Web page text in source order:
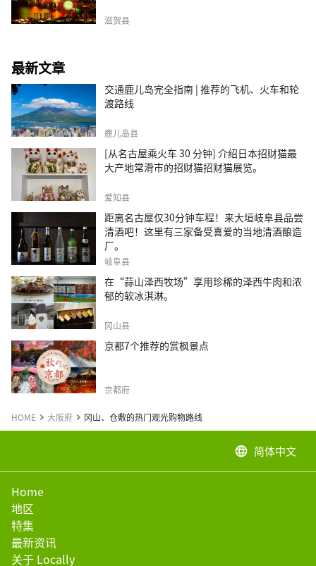
滋贺县
最新文章
交通鹿儿岛完全指南 | 推荐的飞机、火车和轮
渡路线
鹿儿岛县
[从名古屋乘火车 30 分钟] 介绍日本招财猫最
大产地常滑市的招财猫招财猫展览。
爱知县
距离名古屋仅30分钟车程！来大垣岐阜县品尝
清酒吧！这里有三家备受喜爱的当地清酒酿造
厂。
岐阜县
在“蒜山泽西牧场”享用珍稀的泽西牛肉和浓
郁的软冰淇淋。
冈山县
京都7个推荐的赏枫景点
京都府
HOME 大阪府 冈山、仓敷的热门观光购物路线
language 简体中文
Home
地区
特集
最新资讯
关于 Locally